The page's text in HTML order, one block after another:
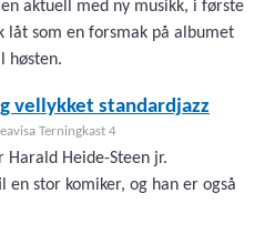
aktuell med ny musikk, i første
låt som en forsmak på albumet
høsten.
vellykket standardjazz
Terningkast 4
Heide-Steen jr.
en stor komiker, og han er også